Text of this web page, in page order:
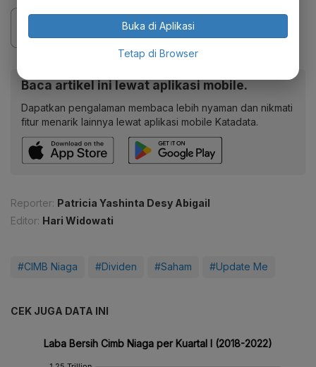
Baca artikel ini lewat aplikasi mobile.
Dapatkan pengalaman membaca lebih nyaman dan nikmati
fitur menarik lainnya lewat aplikasi mobile Katadata.
Reporter: Patricia Yashinta Desy Abigail
Editor: Hari Widowati
#CIMB Niaga #Dividen #Saham #Update Me
CEK JUGA DATA INI
Buka di Aplikasi
Tetap di Browser